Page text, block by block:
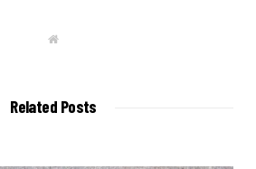
W
Related Posts